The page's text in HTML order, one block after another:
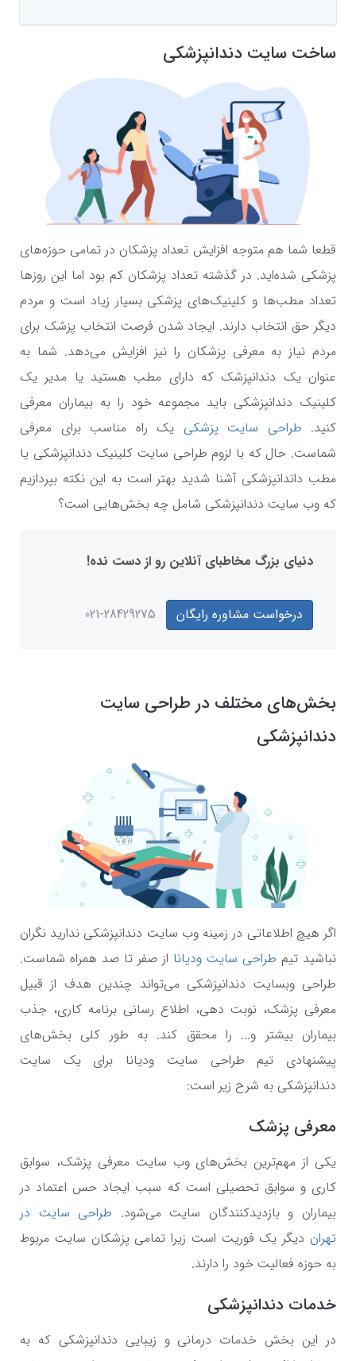
ساخت سایت دندانپزشکی
قطعا شما هم متوجه افزایش تعداد پزشکان در تمامی حوزه‌های
پزشکی شده‌اید. در گذشته تعداد پزشکان کم بود اما این روزها
تعداد مطب‌ها و کلینیک‌های پزشکی بسیار زیاد است و مردم
دیگر حق انتخاب دارند. ایجاد شدن فرصت انتخاب پزشک برای
مردم نیاز به معرفی پزشکان را نیز افزایش می‌دهد. شما به
عنوان یک دندانپزشک که دارای مطب هستید یا مدیر یک
کلینیک دندانپزشکی باید مجموعه خود را به بیماران معرفی
کنید. طراحی سایت پزشکی یک راه مناسب برای معرفی
شماست. حال که با لزوم طراحی سایت کلینیک دندانپزشکی یا
مطب داندانپزشکی آشنا شدید بهتر است به این نکته بپردازیم
که وب سایت دندانپزشکی شامل چه بخش‌هایی است؟
دنیای بزرگ مخاطبای آنلاین رو از دست نده!
درخواست مشاوره رایگان 021-28429275
بخش‌های مختلف در طراحی سایت
دندانپزشکی
اگر هیچ اطلاعاتی در زمینه وب سایت دندانپزشکی ندارید نگران
نباشید تیم طراحی سایت ودیانا از صفر تا صد همراه شماست.
طراحی وبسایت دندانپزشکی می‌تواند چندین هدف از قبیل
معرفی پزشک، نوبت دهی، اطلاع رسانی برنامه کاری، جذب
بیماران بیشتر و... را محقق کند. به طور کلی بخش‌های
پیشنهادی تیم طراحی سایت ودیانا برای یک سایت
دندانپزشکی به شرح زیر است:
معرفی پزشک
یکی از مهم‌ترین بخش‌های وب سایت معرفی پزشک، سوابق
کاری و سوابق تحصیلی است که سبب ایجاد حس اعتماد در
بیماران و بازدیدکنندگان سایت می‌شود. طراحی سایت در
تهران دیگر یک فوریت است زیرا تمامی پزشکان سایت مربوط
به حوزه فعالیت خود را دارند.
خدمات دندانپزشکی
در این بخش خدمات درمانی و زیبایی دندانپزشکی که به